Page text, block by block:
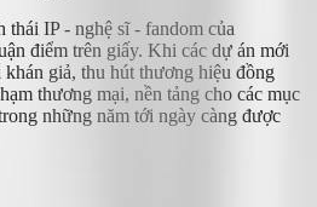
IP - nghệ sĩ - fandom của
điểm trên giấy. Khi các dự án mới
giả, thu hút thương hiệu đồng
thương mại, nền tảng cho các mục
những năm tới ngày càng được